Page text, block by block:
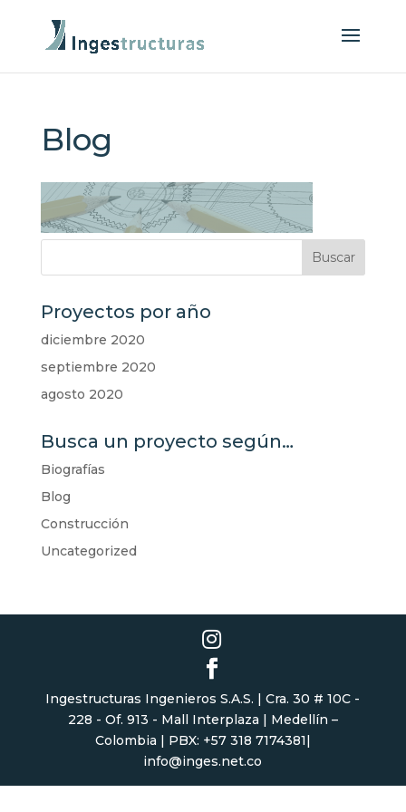
Blog
Proyectos por año
diciembre 2020
septiembre 2020
agosto 2020
Busca un proyecto según…
Biografías
Blog
Construcción
Uncategorized
Ingestructuras Ingenieros S.A.S. | Cra. 30 # 10C -
228 - Of. 913 - Mall Interplaza | Medellín –
Colombia | PBX: +57 318 7174381|
info@inges.net.co